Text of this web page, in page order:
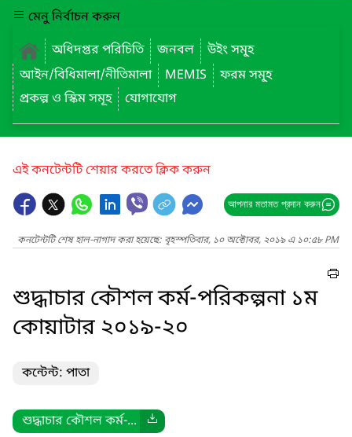
মেনু নির্বাচন করুন
অধিদপ্তর পরিচিতি
জনবল
উইং সমূ্হ
আইন/বিধিমালা/নীতিমালা
MEMIS
ফরম সমূ্হ
প্রকল্প ও স্কিম সমূহ
যোগাযোগ
এই কনটেন্টটি শেয়ার করতে ক্লিক করুন
আপনার মতামত প্রদান করুন
কনটেন্টটি শেষ হাল-নাগাদ করা হয়েছে: বৃহস্পতিবার, ১০ অক্টোবর, ২০১৯ এ ১০:৫৮ PM
শুদ্ধাচার কৌশল কর্ম-পরিকল্পনা ১ম
কোয়াটার ২০১৯-২০
কন্টেন্ট: পাতা
শুদ্ধাচার কৌশল কর্ম-...